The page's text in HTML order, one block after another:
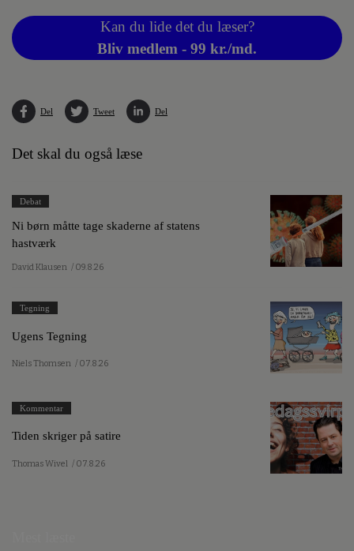
Kan du lide det du læser?
Bliv medlem - 99 kr./md.
Del Tweet Del
Det skal du også læse
Debat
Ni børn måtte tage skaderne af statens
hastværk
David Klausen / 09.8.26
Tegning
Ugens Tegning
Niels Thomsen / 07.8.26
Kommentar
Tiden skriger på satire
Thomas Wivel / 07.8.26